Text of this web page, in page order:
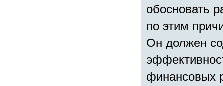
обосновать
по этим
Он должен
финансовых